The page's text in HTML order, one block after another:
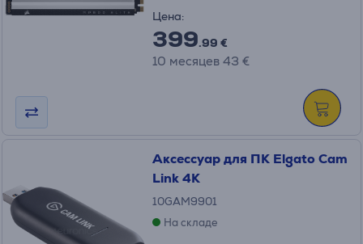
Цена:
399.99 €
10 месяцев 43 €
Аксессуар для ПК Elgato Cam
Link 4K
10GAM9901
На складе